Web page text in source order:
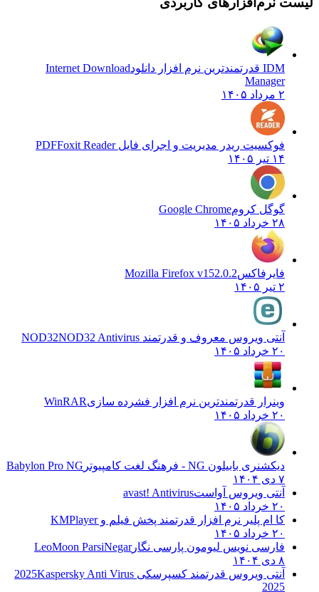
IDM قدرتمندترین نرم افزار دانلود
Internet Download
Manager
۲ مرداد ۱۴۰۵
فوکسیت ریدر مدیریت و اجرای فایل PDFFoxit Reader
۱۴ تیر ۱۴۰۵
گوگل کرومGoogle Chrome
۲۸ خرداد ۱۴۰۵
فایرفاکسMozilla Firefox v152.0.2
۲ تیر ۱۴۰۵
آنتی ویروس معروف و قدرتمند NOD32 NOD32 Antivirus
۲۰ خرداد ۱۴۰۵
وینرار قدرتمندترین نرم افزار فشرده سازیWinRAR
۲۰ خرداد ۱۴۰۵
دیکشنری بابیلون NG - فرهنگ لغت کامپیوتر
Babylon Pro NG
۷ دی ۱۴۰۴
آنتی ویروس آواستavast! Antivirus
۲۰ خرداد ۱۴۰۵
کا ام پلیر نرم افزار قدرتمند پخش فیلم وKMPlayer
۲۰ خرداد ۱۴۰۵
فارسی نویس لیومون پارسی نگارLeoMoon ParsiNegar
۸ دی ۱۴۰۴
آنتی ویروس قدرتمند کسپرسکی 2025 Kaspersky Anti Virus
2025